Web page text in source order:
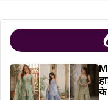
के